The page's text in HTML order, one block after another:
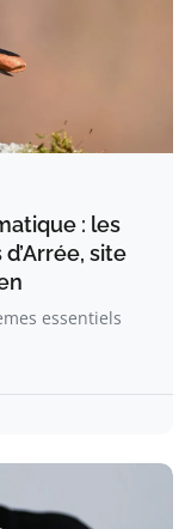
: les
site
essentiels